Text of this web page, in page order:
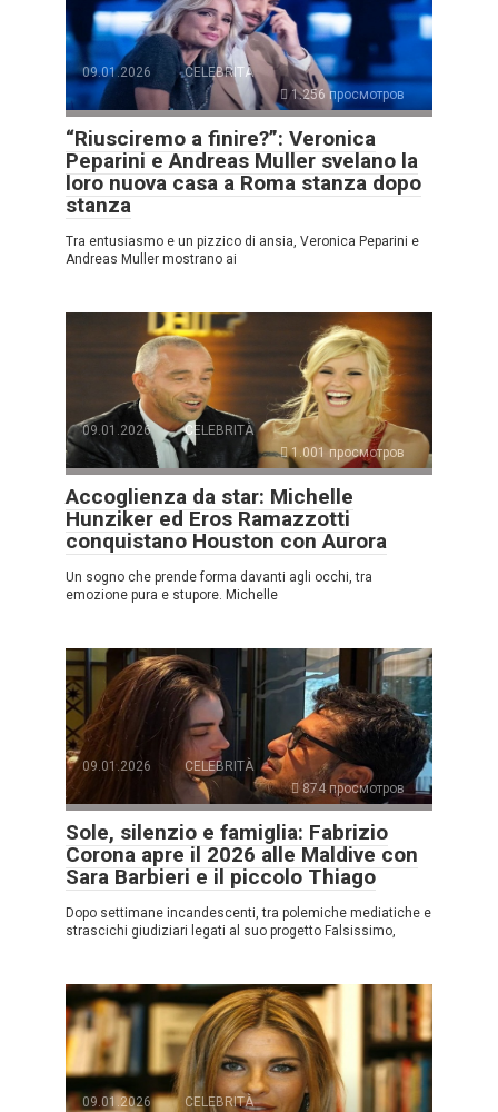
09.01.2026
CELEBRITÀ
1.256 просмотров
“Riusciremo a finire?”: Veronica
Peparini e Andreas Muller svelano la
loro nuova casa a Roma stanza dopo
stanza
Tra entusiasmo e un pizzico di ansia, Veronica Peparini e
Andreas Muller mostrano ai
09.01.2026
CELEBRITÀ
1.001 просмотров
Accoglienza da star: Michelle
Hunziker ed Eros Ramazzotti
conquistano Houston con Aurora
Un sogno che prende forma davanti agli occhi, tra
emozione pura e stupore. Michelle
09.01.2026
CELEBRITÀ
874 просмотров
Sole, silenzio e famiglia: Fabrizio
Corona apre il 2026 alle Maldive con
Sara Barbieri e il piccolo Thiago
Dopo settimane incandescenti, tra polemiche mediatiche e
strascichi giudiziari legati al suo progetto Falsissimo,
09.01.2026
CELEBRITÀ